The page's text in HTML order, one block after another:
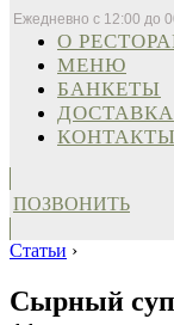
Ежедневно с 12:00 до
О
МЕНЮ
БАНКЕТЫ
ДОСТАВКА
КОНТАКТЫ
ПОЗВОНИТЬ
Статьи ›
Сырный